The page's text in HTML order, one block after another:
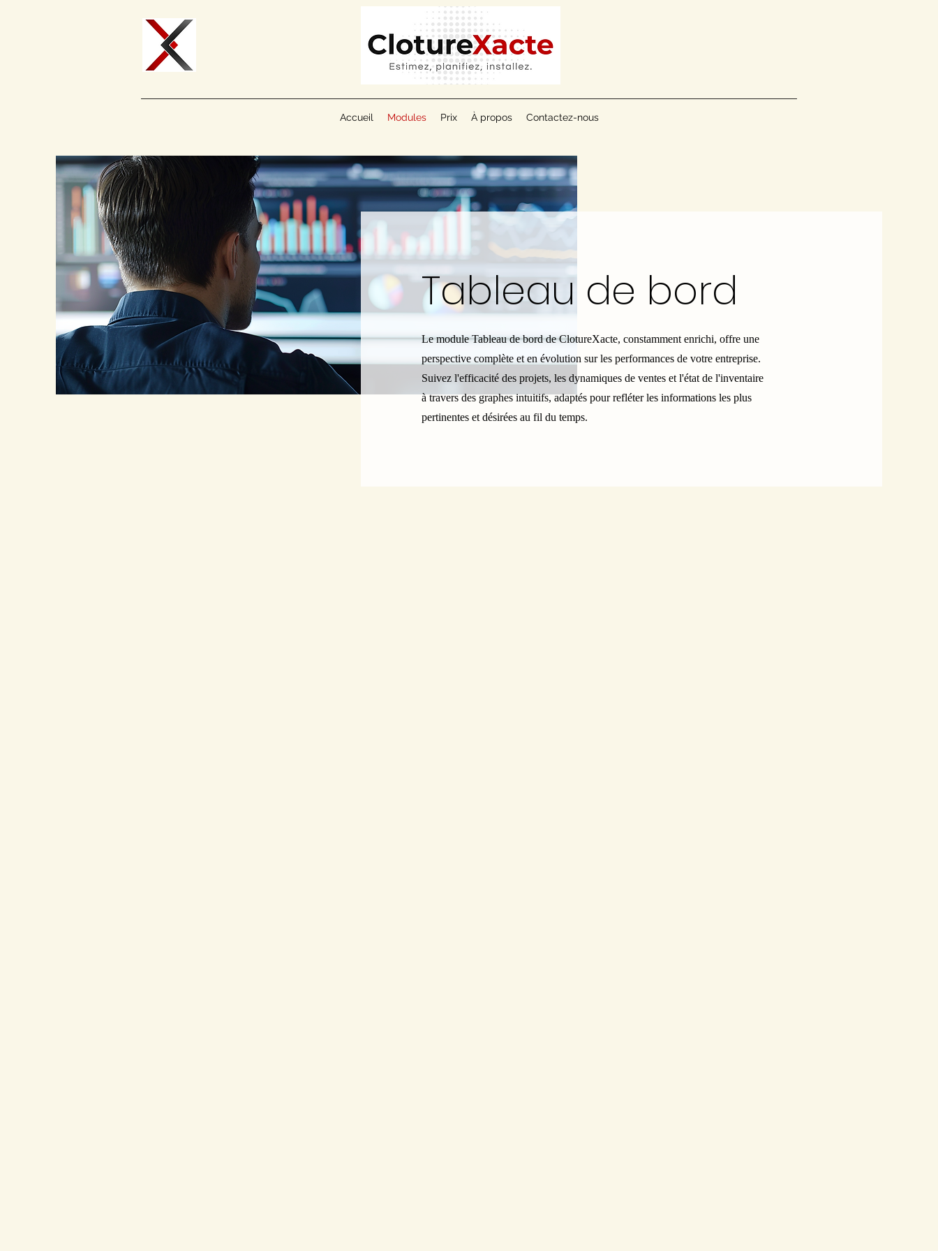
Accueil Modules Prix À propos Contactez-nous
Tableau de bord
Le module Tableau de bord de ClotureXacte, constamment enrichi, offre une
perspective complète et en évolution sur les performances de votre entreprise.
Suivez l'efficacité des projets, les dynamiques de ventes et l'état de l'inventaire
à travers des graphes intuitifs, adaptés pour refléter les informations les plus
pertinentes et désirées au fil du temps.